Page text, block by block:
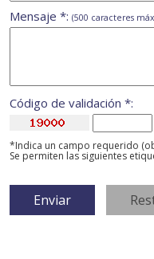
Mensaje *: (500 caracteres
Código de validación *:
*Indica un campo requerido
Se permiten las siguientes